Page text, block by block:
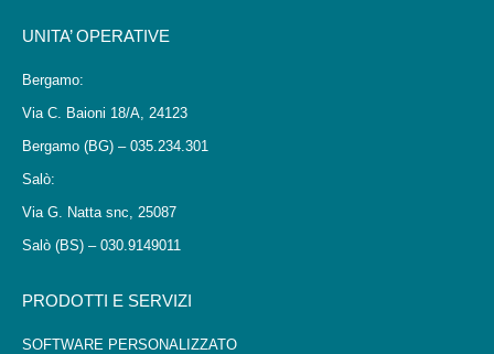
UNITA’ OPERATIVE
Bergamo:
Via C. Baioni 18/A, 24123
Bergamo (BG) – 035.234.301
Salò:
Via G. Natta snc, 25087
Salò (BS) – 030.9149011
PRODOTTI E SERVIZI
SOFTWARE PERSONALIZZATO